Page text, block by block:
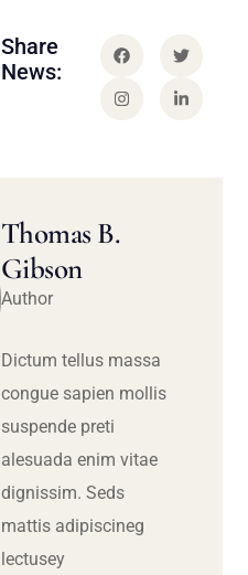
Share
News:
Thomas B.
Gibson
Author
Dictum tellus massa
congue sapien mollis
suspende preti
alesuada enim vitae
dignissim. Seds
mattis adipiscineg
lectusey